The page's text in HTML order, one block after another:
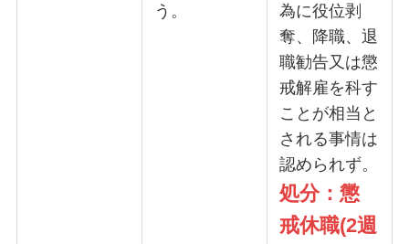
う。
為に役位剥
奪、降職、退
職勧告又は懲
戒解雇を科す
ことが相当と
される事情は
認められず。
処分：懲
戒休職(2週